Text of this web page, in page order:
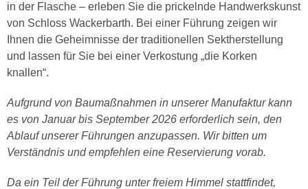
in der Flasche – erleben Sie die prickelnde Handwerkskunst
von Schloss Wackerbarth. Bei einer Führung zeigen wir
Ihnen die Geheimnisse der traditionellen Sektherstellung
und lassen für Sie bei einer Verkostung „die Korken
knallen“.
Aufgrund von Baumaßnahmen in unserer Manufaktur kann
es von Januar bis September 2026 erforderlich sein, den
Ablauf unserer Führungen anzupassen. Wir bitten um
Verständnis und empfehlen eine Reservierung vorab.
Da ein Teil der Führung unter freiem Himmel stattfindet,